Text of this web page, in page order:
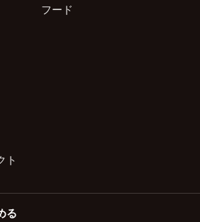
フード
ト
る